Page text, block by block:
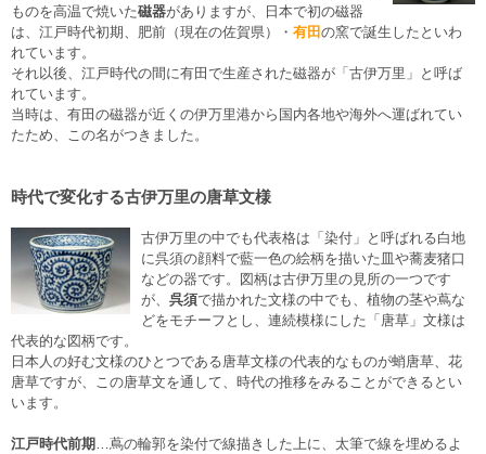
ものを高温で焼いた磁器がありますが、日本で初の磁器
は、江戸時代初期、肥前（現在の佐賀県）・ 有田 の窯で誕生したといわ
れています。
それ以後、江戸時代の間に有田で生産された磁器が「古伊万里」と呼ば
れています。
当時は、有田の磁器が近くの伊万里港から国内各地や海外へ運ばれてい
たため、この名がつきました。
時代で変化する古伊万里の唐草文様
古伊万里の中でも代表格は「染付」と呼ばれる白地
に呉須の顔料で藍一色の絵柄を描いた皿や蕎麦猪口
などの器です。図柄は古伊万里の見所の一つです
が、 呉須で描かれた文様の中でも、植物の茎や蔦な
どをモチーフとし、連続模様にした「唐草」文様は
代表的な図柄です。
日本人の好む文様のひとつである唐草文様の代表的なものが蛸唐草、花
唐草ですが、この唐草文を通して、時代の推移をみることができるとい
います。
江戸時代前期 …蔦の輪郭を染付で線描きした上に、太筆で線を埋めるよ